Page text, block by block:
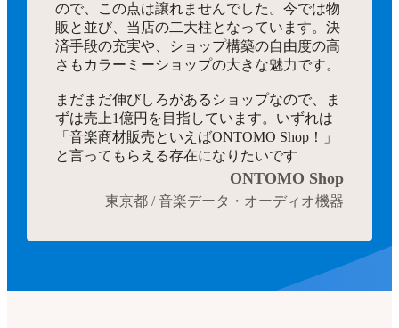
ので、この点は譲れませんでした。今では物
販と並び、当店の二大柱となっています。決
済手段の充実や、ショップ構築の自由度の高
さもカラーミーショップの大きな魅力です。
まだまだ伸びしろがあるショップなので、ま
ずは売上1億円を目指しています。いずれは
「音楽商材販売といえばONTOMO Shop！」
と言ってもらえる存在になりたいです
ONTOMO Shop
東京都 / 音楽データ・オーディオ機器